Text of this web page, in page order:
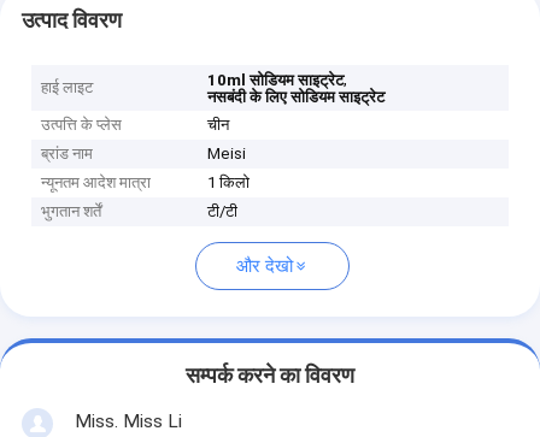
उत्पाद विवरण
हाई लाइट 10ml सोडियम साइट्रेट,
नसबंदी के लिए सोडियम साइट्रेट
उत्पत्ति के प्लेस
चीन
ब्रांड नाम
Meisi
न्यूनतम आदेश मात्रा
1 किलो
भुगतान शर्तें
टी/टी
और देखो
सम्पर्क करने का विवरण
Miss. Miss Li